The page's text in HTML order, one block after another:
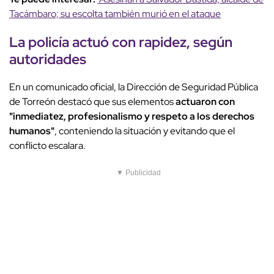
Tacámbaro; su escolta también murió en el ataque
La policía actuó con rapidez, según
autoridades
En un comunicado oficial, la Dirección de Seguridad Pública
de Torreón destacó que sus elementosactuaron con
"inmediatez, profesionalismo y respeto a los derechos
humanos", conteniendo la situación y evitando que el
conflicto escalara.
▼ Publicidad